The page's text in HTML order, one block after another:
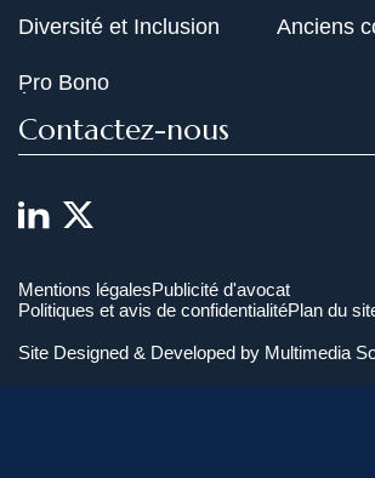
Diversité et Inclusion
Pro Bono
Anciens
Contactez-nous
Mentions légalesPublicité d'avocat
Politiques et avis de confidentialitéPlan du
Site Designed & Developed by Multimedia